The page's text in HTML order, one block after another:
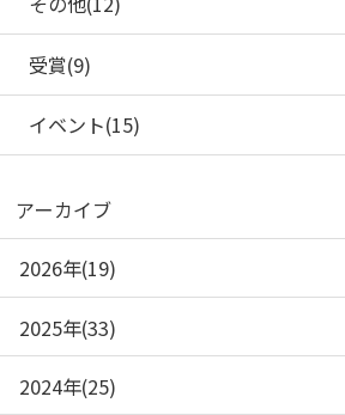
受賞(9)
イベント(15)
アーカイブ
2026年(19)
2025年(33)
2024年(25)